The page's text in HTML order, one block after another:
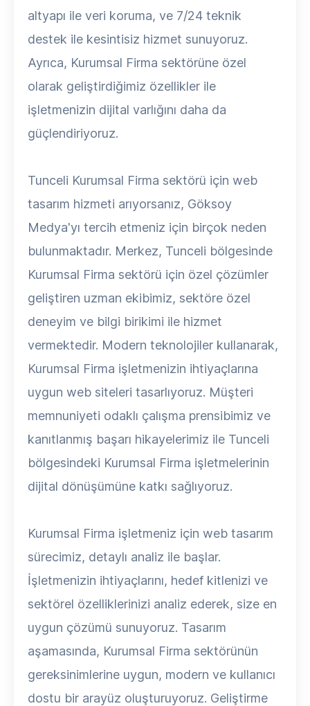
altyapı ile veri koruma, ve 7/24 teknik
destek ile kesintisiz hizmet sunuyoruz.
Ayrıca, Kurumsal Firma sektörüne özel
olarak geliştirdiğimiz özellikler ile
işletmenizin dijital varlığını daha da
güçlendiriyoruz.
Tunceli Kurumsal Firma sektörü için web
tasarım hizmeti arıyorsanız, Göksoy
Medya'yı tercih etmeniz için birçok neden
bulunmaktadır. Merkez, Tunceli bölgesinde
Kurumsal Firma sektörü için özel çözümler
geliştiren uzman ekibimiz, sektöre özel
deneyim ve bilgi birikimi ile hizmet
vermektedir. Modern teknolojiler kullanarak,
Kurumsal Firma işletmenizin ihtiyaçlarına
uygun web siteleri tasarlıyoruz. Müşteri
memnuniyeti odaklı çalışma prensibimiz ve
kanıtlanmış başarı hikayelerimiz ile Tunceli
bölgesindeki Kurumsal Firma işletmelerinin
dijital dönüşümüne katkı sağlıyoruz.
Kurumsal Firma işletmeniz için web tasarım
sürecimiz, detaylı analiz ile başlar.
İşletmenizin ihtiyaçlarını, hedef kitlenizi ve
sektörel özelliklerinizi analiz ederek, size en
uygun çözümü sunuyoruz. Tasarım
aşamasında, Kurumsal Firma sektörünün
gereksinimlerine uygun, modern ve kullanıcı
dostu bir arayüz oluşturuyoruz. Geliştirme